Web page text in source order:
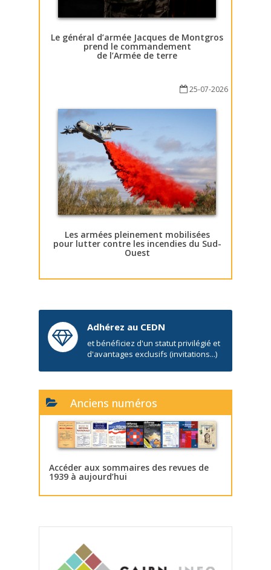
Le général d’armée Jacques de Montgros
prend le commandement
de l’Armée de terre
25-07-2026
Les armées pleinement mobilisées
pour lutter contre les incendies du Sud-
Ouest
Adhérez au CEDN
et bénéficiez d'un statut privilégié et
d'avantages exclusifs (invitations...)
Anciens numéros
Accéder aux sommaires des revues de
1939 à aujourd’hui